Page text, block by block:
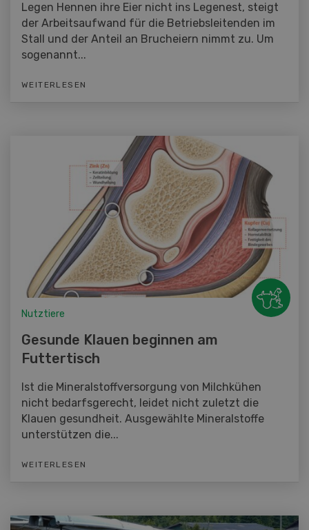
Legen Hennen ihre Eier nicht ins Legenest, steigt
der Arbeitsaufwand für die Betriebsleitenden im
Stall und der Anteil an Brucheiern nimmt zu. Um
sogenannt...
WEITERLESEN
Nutztiere
Gesunde Klauen beginnen am
Futtertisch
Ist die Mineralstoffversorgung von Milchkühen
nicht bedarfsgerecht, leidet nicht zuletzt die
Klauen gesundheit. Ausgewählte Mineralstoffe
unterstützen die...
WEITERLESEN